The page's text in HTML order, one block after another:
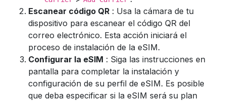
Escanear código QR : Usa la cámara de tu
dispositivo para escanear el código QR del
correo electrónico. Esta acción iniciará el
proceso de instalación de la eSIM.
Configurar la eSIM : Siga las instrucciones en
pantalla para completar la instalación y
configuración de su perfil de eSIM. Es posible
que deba especificar si la eSIM será su plan